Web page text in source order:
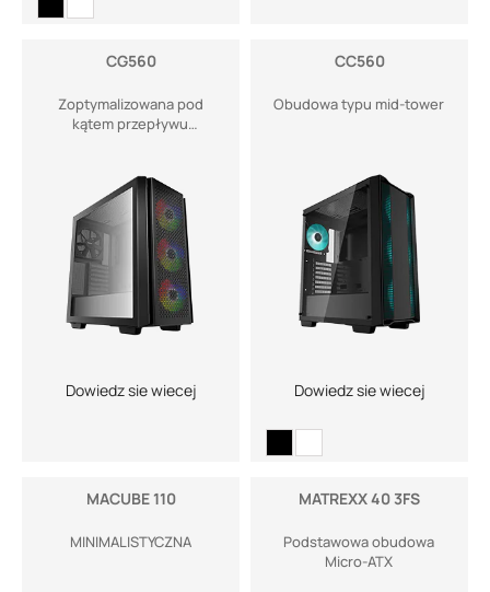
CG560
Zoptymalizowana pod
kątem przepływu
Dowiedz sie wiecej
CC560
Obudowa typu mid-tower
Dowiedz sie wiecej
MACUBE 110
MINIMALISTYCZNA
MATREXX 40 3FS
Podstawowa obudowa
Micro-ATX